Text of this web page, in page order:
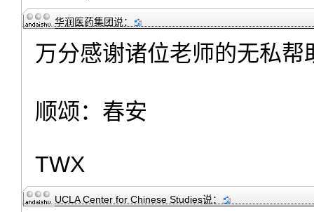
华润医药集团说：
万分感谢诸位老师的无私帮
顺颂：春安
TWX
UCLA Center for Chinese Studies说：